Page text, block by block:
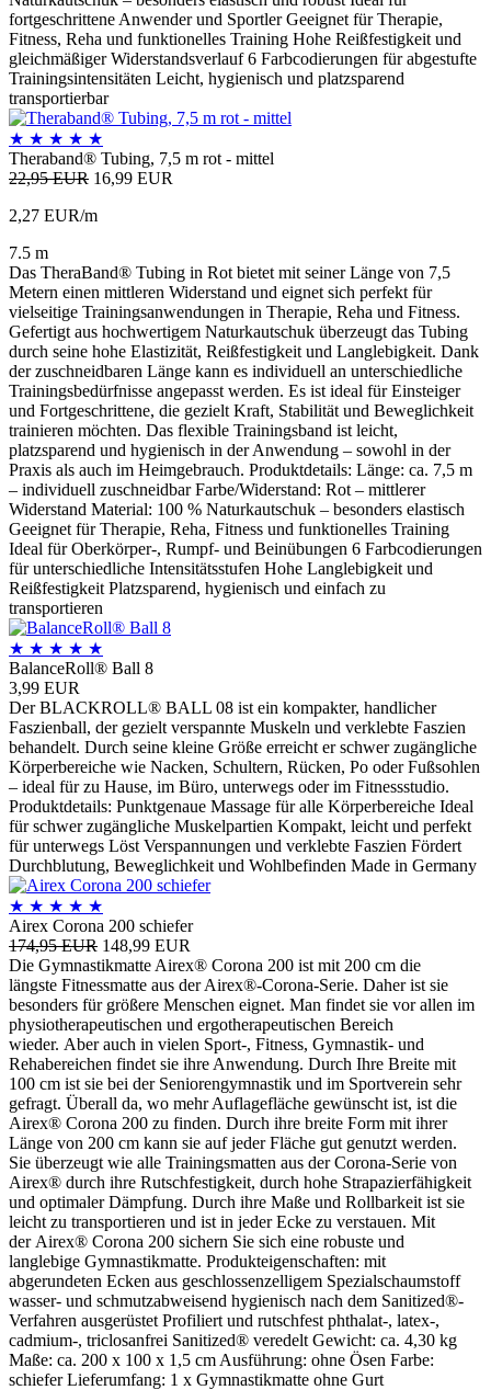
fortgeschrittene Anwender und Sportler Geeignet für Therapie,
Fitness, Reha und funktionelles Training Hohe Reißfestigkeit und
gleichmäßiger Widerstandsverlauf 6 Farbcodierungen für abgestufte
Trainingsintensitäten Leicht, hygienisch und platzsparend
transportierbar
★ ★ ★ ★ ★
Theraband® Tubing, 7,5 m rot - mittel
22,95 EUR 16,99 EUR
2,27 EUR/m
7.5 m
Das TheraBand® Tubing in Rot bietet mit seiner Länge von 7,5
Metern einen mittleren Widerstand und eignet sich perfekt für
vielseitige Trainingsanwendungen in Therapie, Reha und Fitness.
Gefertigt aus hochwertigem Naturkautschuk überzeugt das Tubing
durch seine hohe Elastizität, Reißfestigkeit und Langlebigkeit. Dank
der zuschneidbaren Länge kann es individuell an unterschiedliche
Trainingsbedürfnisse angepasst werden. Es ist ideal für Einsteiger
und Fortgeschrittene, die gezielt Kraft, Stabilität und Beweglichkeit
trainieren möchten. Das flexible Trainingsband ist leicht,
platzsparend und hygienisch in der Anwendung – sowohl in der
Praxis als auch im Heimgebrauch. Produktdetails: Länge: ca. 7,5 m
– individuell zuschneidbar Farbe/Widerstand: Rot – mittlerer
Widerstand Material: 100 % Naturkautschuk – besonders elastisch
Geeignet für Therapie, Reha, Fitness und funktionelles Training
Ideal für Oberkörper-, Rumpf- und Beinübungen 6 Farbcodierungen
für unterschiedliche Intensitätsstufen Hohe Langlebigkeit und
Reißfestigkeit Platzsparend, hygienisch und einfach zu
transportieren
★ ★ ★ ★ ★
BalanceRoll® Ball 8
3,99 EUR
Der BLACKROLL® BALL 08 ist ein kompakter, handlicher
Faszienball, der gezielt verspannte Muskeln und verklebte Faszien
behandelt. Durch seine kleine Größe erreicht er schwer zugängliche
Körperbereiche wie Nacken, Schultern, Rücken, Po oder Fußsohlen
– ideal für zu Hause, im Büro, unterwegs oder im Fitnessstudio.
Produktdetails: Punktgenaue Massage für alle Körperbereiche Ideal
für schwer zugängliche Muskelpartien Kompakt, leicht und perfekt
für unterwegs Löst Verspannungen und verklebte Faszien Fördert
Durchblutung, Beweglichkeit und Wohlbefinden Made in Germany
★ ★ ★ ★ ★
Airex Corona 200 schiefer
174,95 EUR 148,99 EUR
Die Gymnastikmatte Airex® Corona 200 ist mit 200 cm die
längste Fitnessmatte aus der Airex®-Corona-Serie. Daher ist sie
besonders für größere Menschen eignet. Man findet sie vor allen im
physiotherapeutischen und ergotherapeutischen Bereich
wieder. Aber auch in vielen Sport-, Fitness, Gymnastik- und
Rehabereichen findet sie ihre Anwendung. Durch Ihre Breite mit
100 cm ist sie bei der Seniorengymnastik und im Sportverein sehr
gefragt. Überall da, wo mehr Auflagefläche gewünscht ist, ist die
Airex® Corona 200 zu finden. Durch ihre breite Form mit ihrer
Länge von 200 cm kann sie auf jeder Fläche gut genutzt werden.
Sie überzeugt wie alle Trainingsmatten aus der Corona-Serie von
Airex® durch ihre Rutschfestigkeit, durch hohe Strapazierfähigkeit
und optimaler Dämpfung. Durch ihre Maße und Rollbarkeit ist sie
leicht zu transportieren und ist in jeder Ecke zu verstauen. Mit
der Airex® Corona 200 sichern Sie sich eine robuste und
langlebige Gymnastikmatte. Produkteigenschaften: mit
abgerundeten Ecken aus geschlossenzelligem Spezialschaumstoff
wasser- und schmutzabweisend hygienisch nach dem Sanitized®-
Verfahren ausgerüstet Profiliert und rutschfest phthalat-, latex-,
cadmium-, triclosanfrei Sanitized® veredelt Gewicht: ca. 4,30 kg
Maße: ca. 200 x 100 x 1,5 cm Ausführung: ohne Ösen Farbe:
schiefer Lieferumfang: 1 x Gymnastikmatte ohne Gurt